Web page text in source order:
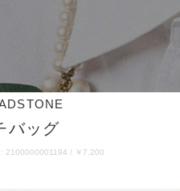
バッグ
2100000001194 / ￥7,200